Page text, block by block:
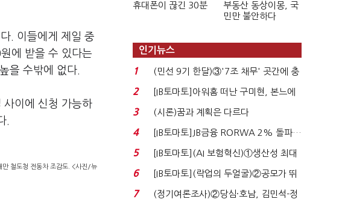
. 이들에게 제일 중
에 받을 수 있다는
을 수밖에 없다.
이에 신청 가능하
.
만 철도청 전동차 조감도. <사진/뉴
휴대폰이 끊긴 30분
부동산 동상이몽, 국
민만 불안하다
인기뉴스
1
(민선 9기 한달)③'7조 채무' 곳간에 충
격…추미애, 20년...
2
[IB토마토]아워홈 떠난 구미현, 본느에
340억 베팅…가...
3 (시론)꿈과 계획은 다르다
4
[IB토마토]JB금융 RORWA 2% 돌파…
실적 견인은 은행 ...
5
[IB토마토](AI 보험혁신)①생산성 최대
80% 개선…현실...
6
[IB토마토](락업의 두얼굴)②공모가 뛰
자 첫날 매도…FI ...
7
(정기여론조사)②당심·호남, 김민석-정